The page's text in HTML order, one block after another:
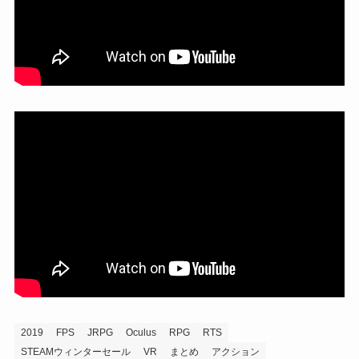
2019 FPS JRPG Oculus RPG
RTS
STEAMウィンターセール
VR まとめ
アクション